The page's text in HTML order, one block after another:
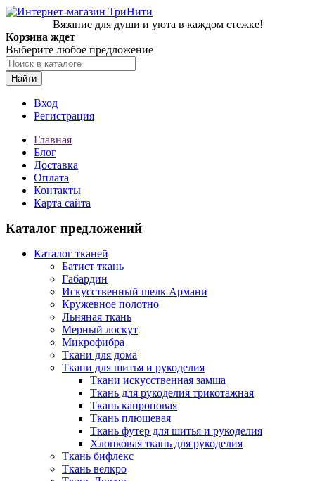
Вязание для души и уюта в каждом стежке!
Корзина ждет
Выберите любое предложение
Найти
Вход
Регистрация
Главная
Блог
Доставка
Оплата
Контакты
Карта сайта
Каталог предложений
Каталог тканей
Батист ткань
Габардин
Искусственный шелк Армани
Кружевное полотно
Льняная ткань
Мерный лоскут
Микрофибра
Ткани для дома
Ткани для шитья и рукоделия
Ткани искусственная замша
Ткань для рукоделия трикотажная
Ткань капроновая
Ткань плюшевая
Ткань футер для шитья и рукоделия
Хлопковая ткань для рукоделия
Ткань бифлекс
Ткань велкро